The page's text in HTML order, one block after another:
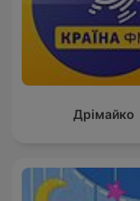
Дрімайко